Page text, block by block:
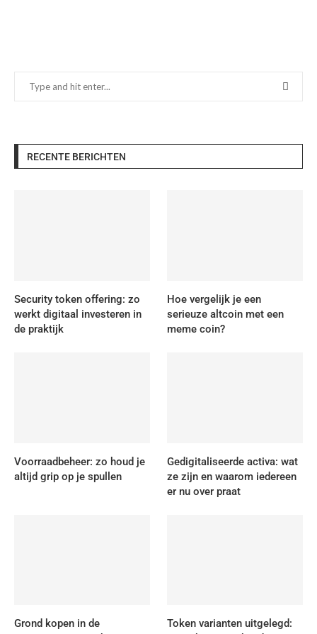
RECENTE BERICHTEN
Security token offering: zo
werkt digitaal investeren in
de praktijk
Hoe vergelijk je een
serieuze altcoin met een
meme coin?
Voorraadbeheer: zo houd je
altijd grip op je spullen
Gedigitaliseerde activa: wat
ze zijn en waarom iedereen
er nu over praat
Grond kopen in de
Token varianten uitgelegd: